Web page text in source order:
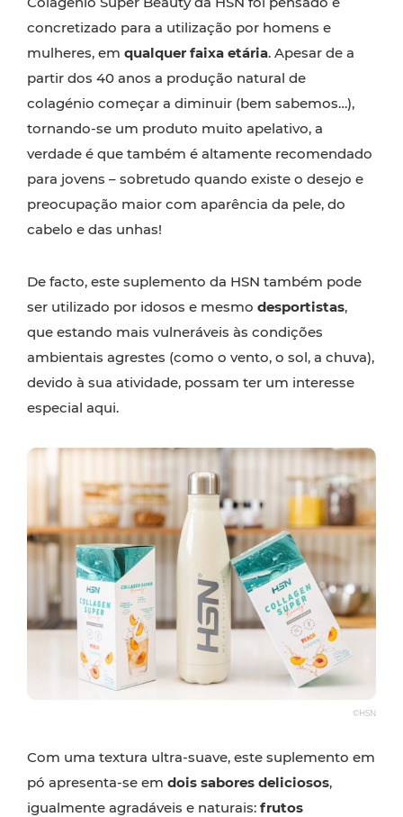
concretizado para a utilização por homens e
mulheres, em qualquer faixa etária. Apesar de a
partir dos 40 anos a produção natural de
colagénio começar a diminuir (bem sabemos…),
tornando-se um produto muito apelativo, a
verdade é que também é altamente recomendado
para jovens – sobretudo quando existe o desejo e
preocupação maior com aparência da pele, do
cabelo e das unhas!
De facto, este suplemento da HSN também pode
ser utilizado por idosos e mesmo desportistas,
que estando mais vulneráveis às condições
ambientais agrestes (como o vento, o sol, a chuva),
devido à sua atividade, possam ter um interesse
especial aqui.
©HSN
Com uma textura ultra-suave, este suplemento em
pó apresenta-se em dois sabores deliciosos,
igualmente agradáveis e naturais: frutos